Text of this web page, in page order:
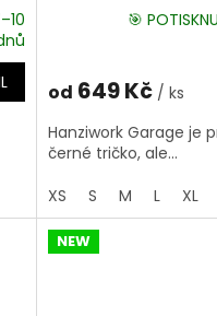
🎯
od 649 Kč / ks
Hanziwork Garage je
černé tričko, ale...
XS
S M L XL
NEW